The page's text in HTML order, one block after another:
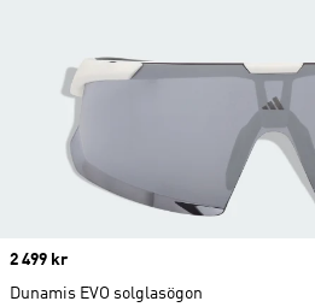
Price
2 499 kr
Dunamis EVO solglasögon